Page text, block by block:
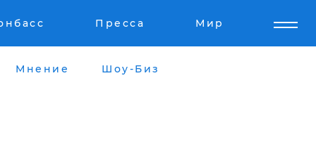
Пресса Мир
Мнение Шоу-Биз